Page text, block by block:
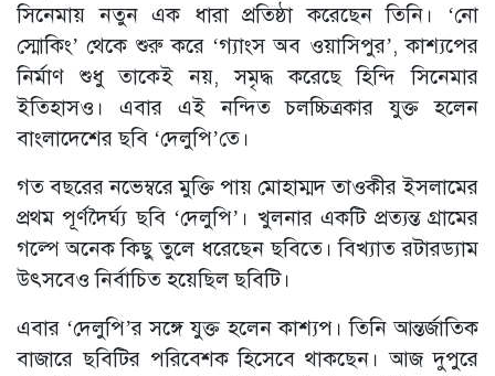
সিনেমায় নতুন এক ধারা প্রতিষ্ঠা করেছেন তিনি। ‘নো
স্মোকিং’ থেকে শুরু করে ‘গ্যাংস অব ওয়াসিপুর’, কাশ্যপের
নির্মাণ শুধু তাকেই নয়, সমৃদ্ধ করেছে হিন্দি সিনেমার
ইতিহাসও। এবার এই নন্দিত চলচ্চিত্রকার যুক্ত হলেন
বাংলাদেশের ছবি ‘দেলুপি’তে।
গত বছরের নভেম্বরে মুক্তি পায় মোহাম্মদ তাওকীর ইসলামের
প্রথম পূর্ণদৈর্ঘ্য ছবি ‘দেলুপি’। খুলনার একটি প্রত্যন্ত গ্রামের
গল্পে অনেক কিছু তুলে ধরেছেন ছবিতে। বিখ্যাত রটারড্যাম
উৎসবেও নির্বাচিত হয়েছিল ছবিটি।
এবার ‘দেলুপি’র সঙ্গে যুক্ত হলেন কাশ্যপ। তিনি আন্তর্জাতিক
বাজারে ছবিটির পরিবেশক হিসেবে থাকছেন। আজ দুপুরে